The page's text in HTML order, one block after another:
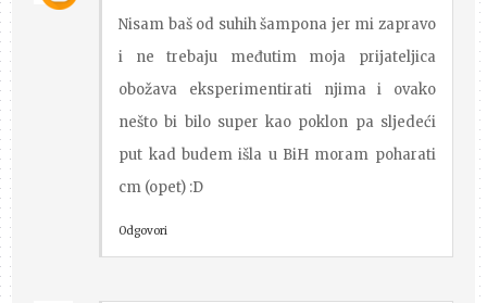
Nisam baš od suhih šampona jer mi zapravo
i ne trebaju međutim moja prijateljica
obožava eksperimentirati njima i ovako
nešto bi bilo super kao poklon pa sljedeći
put kad budem išla u BiH moram poharati
cm (opet) :D
Odgovori